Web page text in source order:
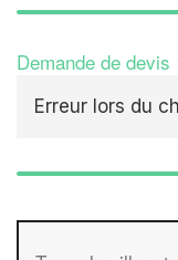
Demande de
Erreur lors du